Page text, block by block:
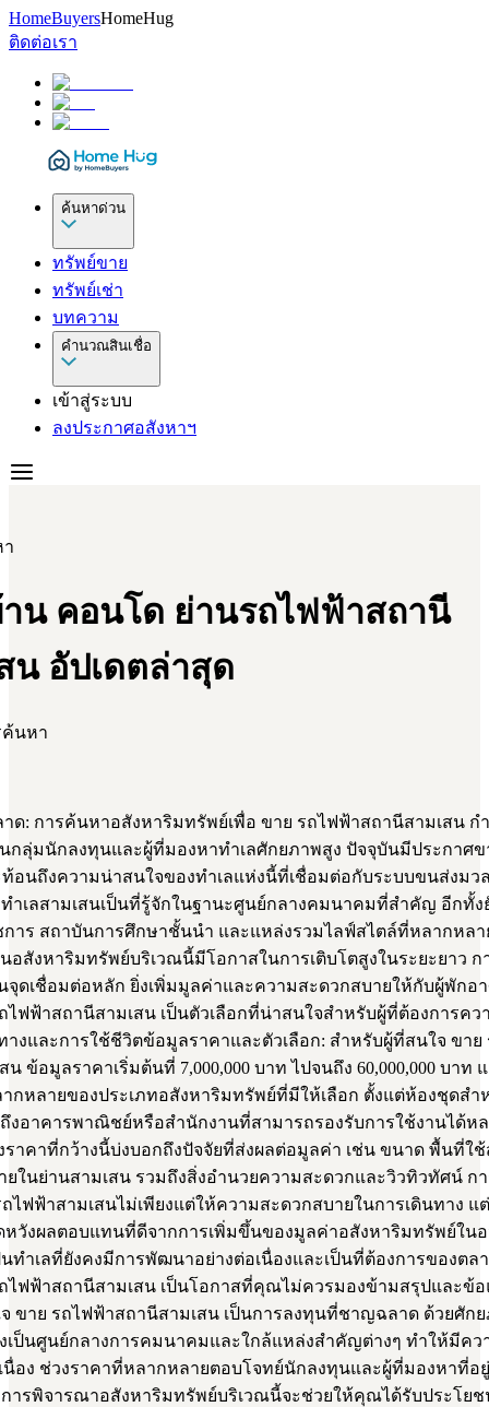
HomeBuyersHomeHug
ติดต่อเรา
ค้นหาด่วน
ทรัพย์ขาย
ทรัพย์เช่า
บทความ
คำนวณสินเชื่อ
เข้าสู่ระบบ
ลงประกาศอสังหาฯ
น คอนโด ย่านรถไฟฟ้าสถานี
น อัปเดตล่าสุด
นหา
ด: การค้นหาอสังหาริมทรัพย์เพื่อ ขาย รถไฟฟ้าสถานีสามเสน ก
กลุ่มนักลงทุนและผู้ที่มองหาทำเลศักยภาพสูง ปัจจุบันมีประกาศข
ท้อนถึงความน่าสนใจของทำเลแห่งนี้ที่เชื่อมต่อกับระบบขนส่งมว
ทำเลสามเสนเป็นที่รู้จักในฐานะศูนย์กลางคมนาคมที่สำคัญ อีกทั้ง
าร สถาบันการศึกษาชั้นนำ และแหล่งรวมไลฟ์สไตล์ที่หลากหลา
อสังหาริมทรัพย์บริเวณนี้มีโอกาสในการเติบโตสูงในระยะยาว
จุดเชื่อมต่อหลัก ยิ่งเพิ่มมูลค่าและความสะดวกสบายให้กับผู้พักอ
ไฟฟ้าสถานีสามเสน เป็นตัวเลือกที่น่าสนใจสำหรับผู้ที่ต้องการคว
างและการใช้ชีวิตข้อมูลราคาและตัวเลือก: สำหรับผู้ที่สนใจ ขาย
น ข้อมูลราคาเริ่มต้นที่ 7,000,000 บาท ไปจนถึง 60,000,000 บาท
กหลายของประเภทอสังหาริมทรัพย์ที่มีให้เลือก ตั้งแต่ห้องชุดสำ
งอาคารพาณิชย์หรือสำนักงานที่สามารถรองรับการใช้งานได้ห
ราคาที่กว้างนี้บ่งบอกถึงปัจจัยที่ส่งผลต่อมูลค่า เช่น ขนาด พื้นที่ใช้
ยในย่านสามเสน รวมถึงสิ่งอำนวยความสะดวกและวิวทิวทัศน์ ก
ไฟฟ้าสามเสนไม่เพียงแต่ให้ความสะดวกสบายในการเดินทาง แ
วังผลตอบแทนที่ดีจากการเพิ่มขึ้นของมูลค่าอสังหาริมทรัพย์ใน
นทำเลที่ยังคงมีการพัฒนาอย่างต่อเนื่องและเป็นที่ต้องการของตล
ไฟฟ้าสถานีสามเสน เป็นโอกาสที่คุณไม่ควรมองข้ามสรุปและข้
ขาย รถไฟฟ้าสถานีสามเสน เป็นการลงทุนที่ชาญฉลาด ด้วยศัก
เป็นศูนย์กลางการคมนาคมและใกล้แหล่งสำคัญต่างๆ ทำให้มีคว
นื่อง ช่วงราคาที่หลากหลายตอบโจทย์นักลงทุนและผู้ที่มองหาที่อ
การพิจารณาอสังหาริมทรัพย์บริเวณนี้จะช่วยให้คุณได้รับประโย